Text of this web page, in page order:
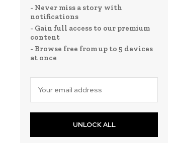
- Never miss a story with
notifications
- Gain full access to our premium
content
- Browse free from up to 5 devices
at once
UNLOCK ALL